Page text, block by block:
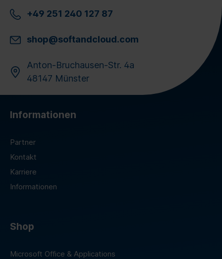
+49 251 240 127 87
shop@softandcloud.com
Anton-Bruchausen-Str. 4a
48147 Münster
Informationen
Partner
Kontakt
Karriere
Informationen
Shop
Microsoft Office & Applications